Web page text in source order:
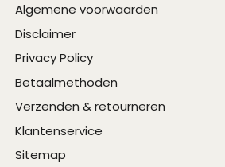
Algemene voorwaarden
Disclaimer
Privacy Policy
Betaalmethoden
Verzenden & retourneren
Klantenservice
Sitemap